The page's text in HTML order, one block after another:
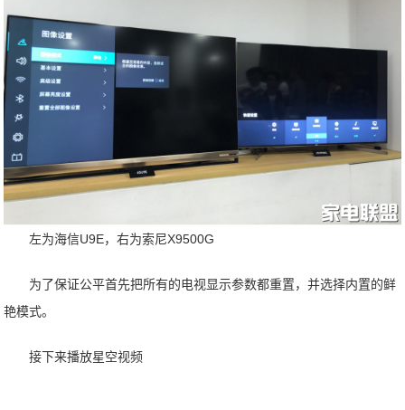
左为海信U9E，右为索尼X9500G
为了保证公平首先把所有的电视显示参数都重置，并选择内置的鲜
艳模式。
接下来播放星空视频